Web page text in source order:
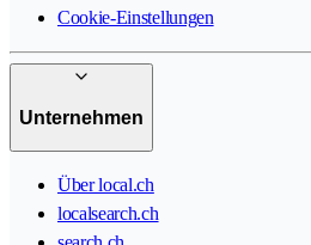
Cookie-Einstellungen
Unternehmen
Über local.ch
localsearch.ch